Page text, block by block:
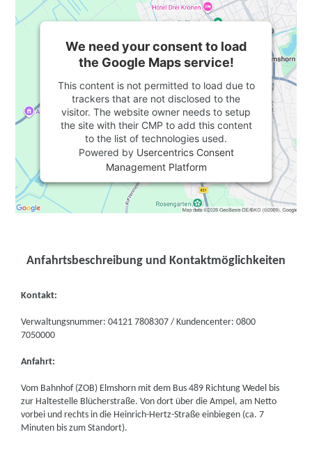
We need your consent to load
the Google Maps service!
This content is not permitted to load due to
trackers that are not disclosed to the
visitor. The website owner needs to setup
the site with their CMP to add this content
to the list of technologies used.
Powered by Usercentrics Consent
Management Platform
Anfahrtsbeschreibung und Kontaktmöglichkeiten
Kontakt:
Verwaltungsnummer: 04121 7808307 / Kundencenter: 0800
7050000
Anfahrt:
Vom Bahnhof (ZOB) Elmshorn mit dem Bus 489 Richtung Wedel bis
zur Haltestelle Blücherstraße. Von dort über die Ampel, am Netto
vorbei und rechts in die Heinrich-Hertz-Straße einbiegen (ca. 7
Minuten bis zum Standort).